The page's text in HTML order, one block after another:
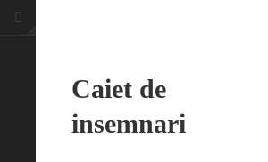
Caiet de
insemnari